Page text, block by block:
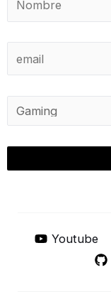
Youtube